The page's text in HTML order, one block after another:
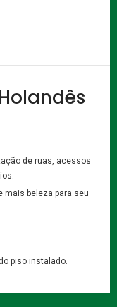
de ruas, acessos
mais beleza para seu
piso instalado.